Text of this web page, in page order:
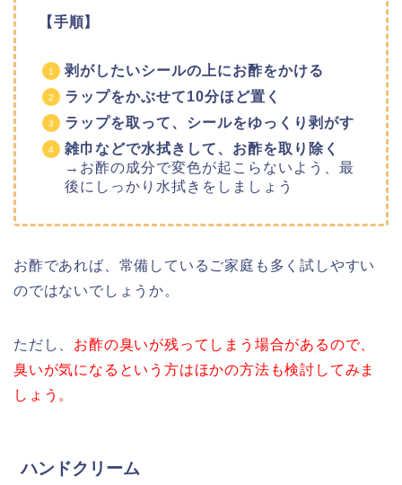
【手順】
剥がしたいシールの上にお酢をかける
ラップをかぶせて10分ほど置く
ラップを取って、シールをゆっくり剥がす
雑巾などで水拭きして、お酢を取り除く
→お酢の成分で変色が起こらないよう、最
後にしっかり水拭きをしましょう
お酢であれば、常備しているご家庭も多く試しやすい
のではないでしょうか。
ただし、 お酢の臭いが残ってしまう場合があるので、
臭いが気になるという方はほかの方法も検討してみま
しょう。
ハンドクリーム